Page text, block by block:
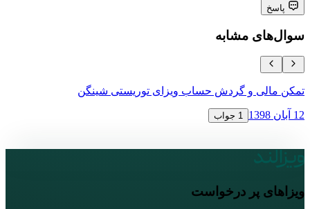
مشابه
و گردش حساب ویزای توریستی شینگن
پر درخواست